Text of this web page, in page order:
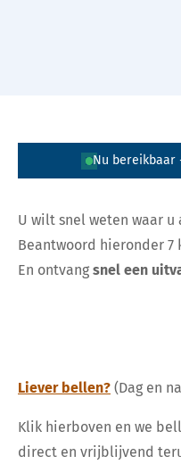
Nu bereikbaar
Vrijblijvend
aanvragen
U wilt snel weten waar u
Beantwoord hieronder 7
En ontvang snel een
Liever bellen? (Dag en
Klik hierboven en we
direct en vrijblijvend